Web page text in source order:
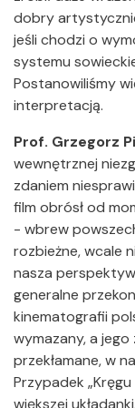
dobry
jeśli chodzi o
systemu
Postanowiliśmy
interpretacją.
Prof. Grzegorz
wewnętrznej
zdaniem
film obrósł od
- wbrew
rozbieżne, wcale
nasza
generalne
kinematografii
wymazany, a
przekłamane, w
Przypadek
większej układanki.